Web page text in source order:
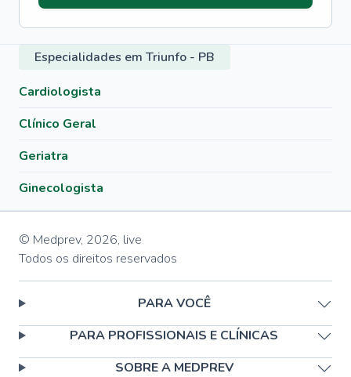
Especialidades em Triunfo - PB
Cardiologista
Clínico Geral
Geriatra
Ginecologista
© Medprev, 2026, live
Todos os direitos reservados
PARA VOCÊ
PARA PROFISSIONAIS E CLÍNICAS
SOBRE A MEDPREV